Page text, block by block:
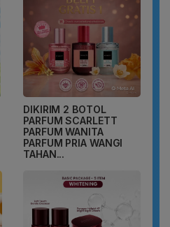
DIKIRIM 2 BOTOL
PARFUM SCARLETT
PARFUM WANITA
PARFUM PRIA WANGI
TAHAN...